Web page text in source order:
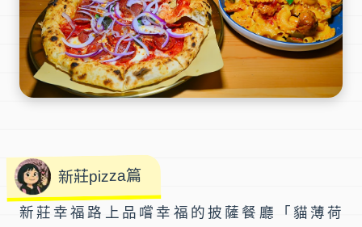
新莊pizza篇
新莊幸福路上品嚐幸福的披薩餐廳「貓薄荷